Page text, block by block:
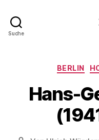
Suche
BERLIN
Hans-